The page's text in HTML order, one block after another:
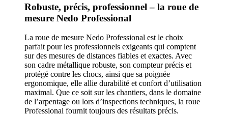
Robuste, précis, professionnel – la roue de
mesure Nedo Professional
La roue de mesure Nedo Professional est le choix
parfait pour les professionnels exigeants qui comptent
sur des mesures de distances fiables et exactes. Avec
son cadre métallique robuste, son compteur précis et
protégé contre les chocs, ainsi que sa poignée
ergonomique, elle allie durabilité et confort d’utilisation
maximal. Que ce soit sur les chantiers, dans le domaine
de l’arpentage ou lors d’inspections techniques, la roue
Professional fournit toujours des résultats précis.